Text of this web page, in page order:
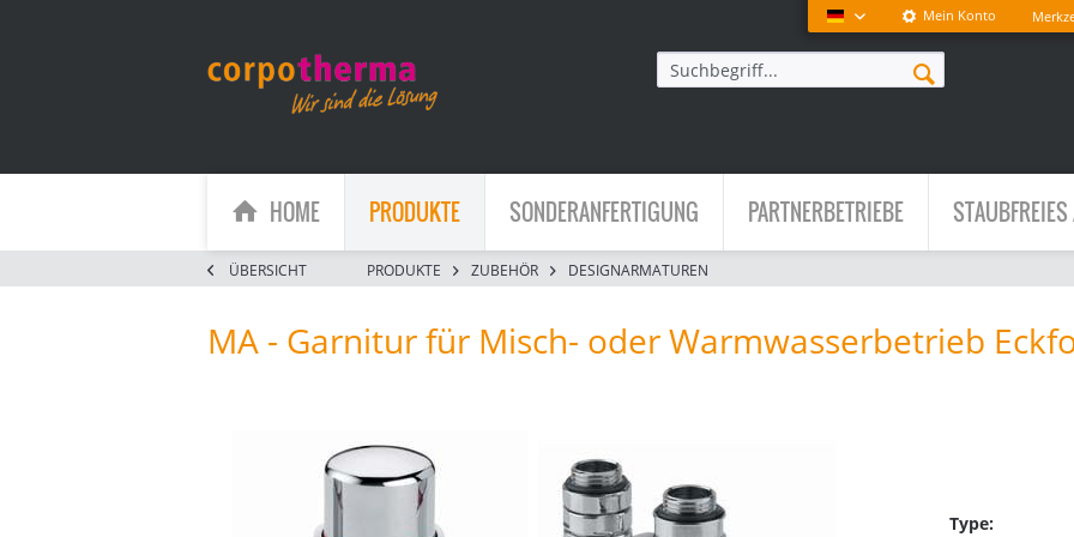
Deutsch Mein Konto
HOME PRODUKTE SONDERANFERTIGUNG PARTNERBETRIEBE STAUBFREIES
ÜBERSICHT PRODUKTE ZUBEHÖR DESIGNARMATUREN
MA - Garnitur für Misch- oder Warmwasserbetrieb
Type: